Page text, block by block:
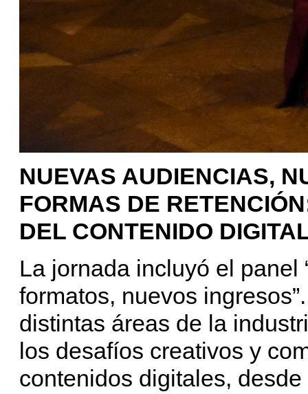
NUEVAS AUDIENCIAS,
FORMAS DE
DEL CONTENIDO
La jornada incluyó el panel
formatos, nuevos
distintas áreas de la
los desafíos creativos y
contenidos digitales,